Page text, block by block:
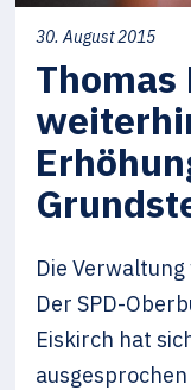
30. August 2015
Thomas
Die
Der SPD-
Eiskirch hat